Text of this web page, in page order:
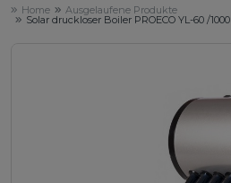
Home Ausgelaufene Produkte
Solar druckloser Boiler PROECO YL-60 /1000